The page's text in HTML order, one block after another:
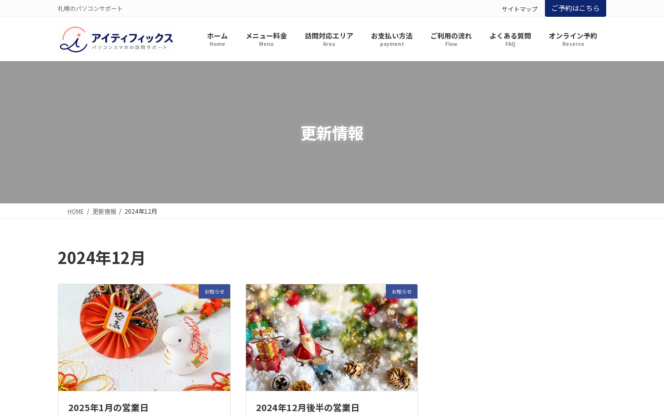
へ
ョ
札幌のパソコンサポート サイトマップ ご予約はこちら
ホーム
Home
メニュー料金
Menu
訪問対応エリア
Area
お支払い方法
payment
ご利用の流れ
Flow
よくある質問
FAQ
オンライン予約
Reserve
更新情報
HOME 更新情報 2024年12月
2024年12月
お知らせ
2025年1月の営業日
お知らせ
2024年12月後半の営業日